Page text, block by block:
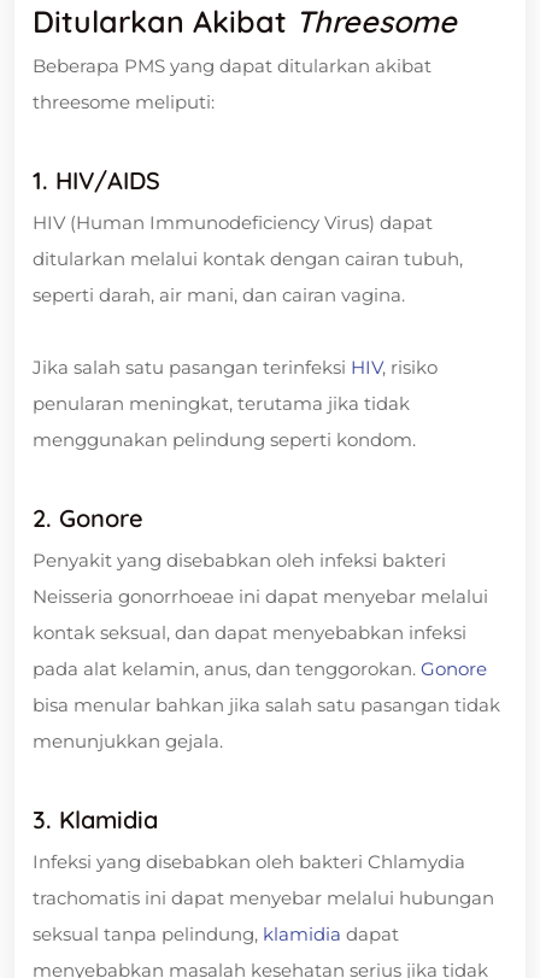
Ditularkan Akibat Threesome
Beberapa PMS yang dapat ditularkan akibat
threesome meliputi:
1. HIV/AIDS
HIV (Human Immunodeficiency Virus) dapat
ditularkan melalui kontak dengan cairan tubuh,
seperti darah, air mani, dan cairan vagina.
Jika salah satu pasangan terinfeksi HIV, risiko
penularan meningkat, terutama jika tidak
menggunakan pelindung seperti kondom.
2. Gonore
Penyakit yang disebabkan oleh infeksi bakteri
Neisseria gonorrhoeae ini dapat menyebar melalui
kontak seksual, dan dapat menyebabkan infeksi
pada alat kelamin, anus, dan tenggorokan. Gonore
bisa menular bahkan jika salah satu pasangan tidak
menunjukkan gejala.
3. Klamidia
Infeksi yang disebabkan oleh bakteri Chlamydia
trachomatis ini dapat menyebar melalui hubungan
seksual tanpa pelindung, klamidia dapat
menyebabkan masalah kesehatan serius jika tidak